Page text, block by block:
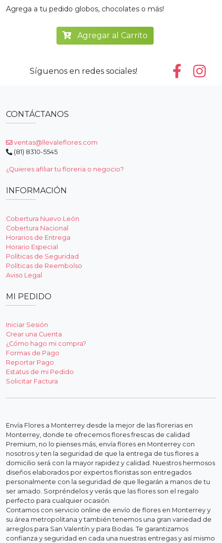
Agrega a tu pedido globos, chocolates o más!
Agregar al Carrito
Síguenos en redes sociales!
CONTÁCTANOS
ventas@llevaleflores.com
(81) 8310-5545
¿Quieres afiliar tu floreria o negocio?
INFORMACIÓN
Cobertura Nuevo León
Cobertura Nacional
Horarios de Entrega
Horario Especial
Políticas de Seguridad
Políticas de Reembolso
Aviso Legal
MI PEDIDO
Iniciar Sesión
Crear una Cuenta
¿Cómo hago mi compra?
Formas de Pago
Reportar Pago
Estatus de mi Pedido
Solicitar Factura
Envía Flores a Monterrey desde la mejor de las florerias en
Monterrey, donde te ofrecemos flores frescas de calidad
Premium, no lo pienses más, envía flores en Monterrey con
nosotros y ten la seguridad de que la entrega de tus flores a
domicilio será con la mayor rapidez y calidad. Nuestros hermosos
diseños elaborados por expertos floristas son entregados
personalmente con la seguridad de que llegarán a manos de tu
ser amado. Sorpréndelos y verás que las flores son el regalo
perfecto para cualquier ocasión.
Contamos con servicio online de envío de flores en Monterrey y
su área metropolitana y también tenemos una gran variedad de
arreglos para San Valentín y para Bodas. Te garantizamos
confianza y seguridad en cada una nuestras entregas y así mismo